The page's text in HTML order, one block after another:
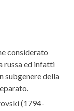
considerato
russa ed infatti
subgenere della
(1794-